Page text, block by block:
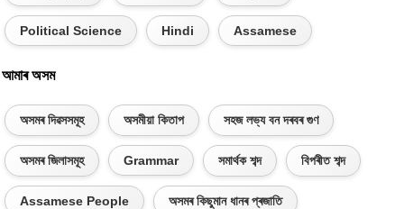
Political Science Hindi Assamese
আমাৰ অসম
অসমৰ দিৱসসমূহ অসমীয়া কিতাপ সহজ লভ্য বন দৰবৰ গুণ
অসমৰ জিলাসমূহ Grammar সমাৰ্থক শব্দ বিপৰীত শব্দ
Assamese People অসমৰ কিছুমান ধানৰ প্ৰজাতি